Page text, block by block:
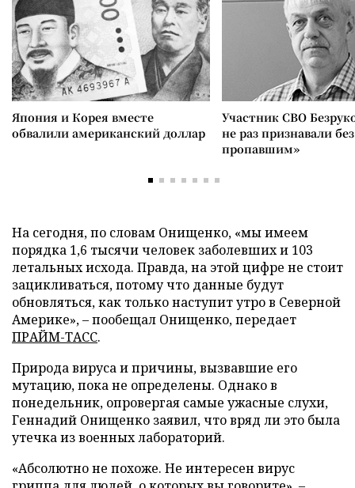
Япония и Корея вместе
обвалили американский доллар
Участник СВО
не раз признавали
пропавшим»
На сегодня, по словам Онищенко, «мы имеем
порядка 1,6 тысячи человек заболевших и 103
летальных исхода. Правда, на этой цифре не стоит
зацикливаться, потому что данные будут
обновляться, как только наступит утро в Северной
Америке», – пообещал Онищенко, передает
ПРАЙМ-ТАСС.
Природа вируса и причины, вызвавшие его
мутацию, пока не определены. Однако в
понедельник, опровергая самые ужасные слухи,
Геннадий Онищенко заявил, что вряд ли это была
утечка из военных лабораторий.
«Абсолютно не похоже. Не интересен вирус